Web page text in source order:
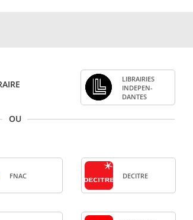
LIBRAI­RIES
INDE­PEN­
DANTES
OU
FNAC DECITRE